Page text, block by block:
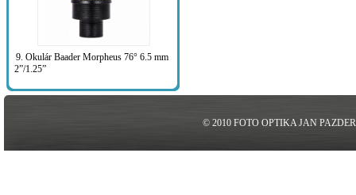
9. Okulár Baader Morpheus 76° 6.5 mm
2”/1.25”
© 2010 FOTO OPTIKA JAN